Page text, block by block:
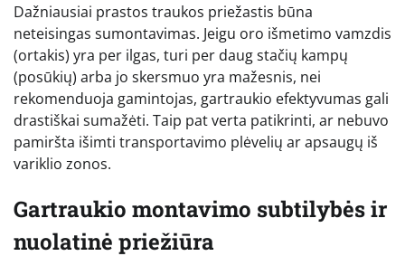
Dažniausiai prastos traukos priežastis būna
neteisingas sumontavimas. Jeigu oro išmetimo vamzdis
(ortakis) yra per ilgas, turi per daug stačių kampų
(posūkių) arba jo skersmuo yra mažesnis, nei
rekomenduoja gamintojas, gartraukio efektyvumas gali
drastiškai sumažėti. Taip pat verta patikrinti, ar nebuvo
pamiršta išimti transportavimo plėvelių ar apsaugų iš
variklio zonos.
Gartraukio montavimo subtilybės ir
nuolatinė priežiūra